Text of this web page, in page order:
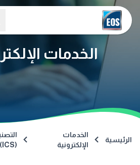
الخدمات
الرئيسية
الخدمات
الإلكترونية
(ICS)